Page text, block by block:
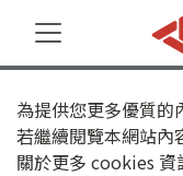
為提供您更多優質的
若繼續閱覽本網站內
關於更多 cookies 資